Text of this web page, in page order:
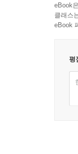
eBook
클래스
eBook
평